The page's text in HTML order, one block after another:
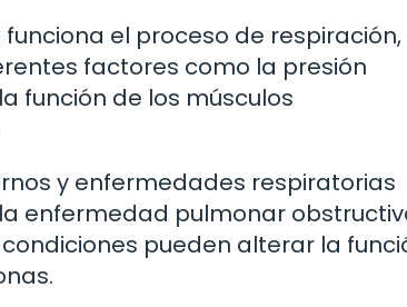
el proceso de respiración,
factores como la presión
función de los músculos
y enfermedades respiratorias
enfermedad pulmonar
pueden alterar la